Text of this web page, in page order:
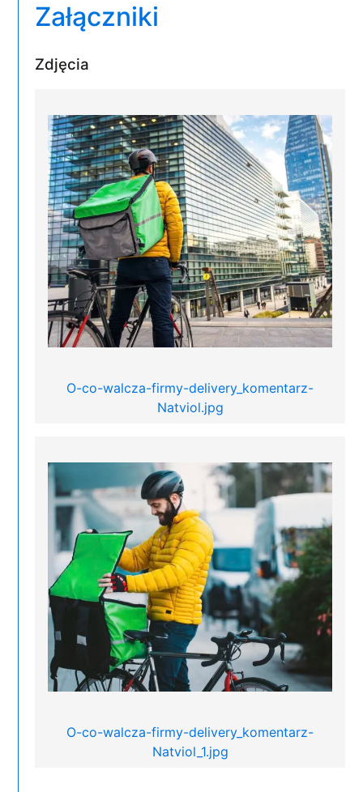
Załączniki
Zdjęcia
O-co-walcza-firmy-delivery_komentarz-
Natviol.jpg
O-co-walcza-firmy-delivery_komentarz-
Natviol_1.jpg